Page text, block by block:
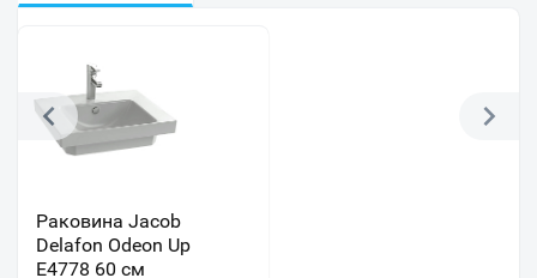
Раковина Jacob
Delafon Odeon Up
E4778 60 см